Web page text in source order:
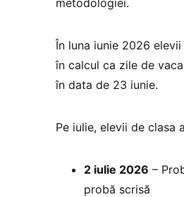
În luna iunie 2026
în calcul ca zile de
în data de 23 iunie.
Pe iulie, elevii de clasa
2 iulie 2026 –
probă scrisă